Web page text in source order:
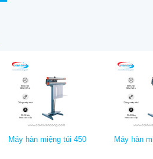
Máy hàn miệng túi 450 Máy hàn